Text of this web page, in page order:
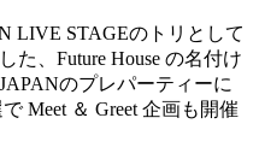
LIVE STAGEのトリとして
た、Future House の名付け
のプレパーティーに
Meet ＆ Greet 企画も開催